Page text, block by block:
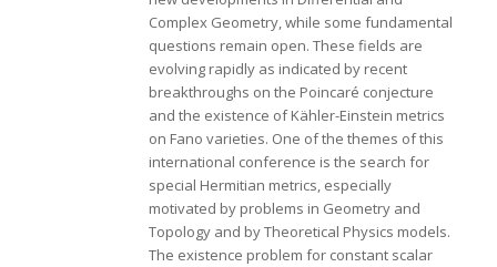
Complex Geometry, while some fundamental
questions remain open. These fields are
evolving rapidly as indicated by recent
breakthroughs on the Poincaré conjecture
and the existence of Kähler-Einstein metrics
on Fano varieties. One of the themes of this
international conference is the search for
special Hermitian metrics, especially
motivated by problems in Geometry and
Topology and by Theoretical Physics models.
The existence problem for constant scalar